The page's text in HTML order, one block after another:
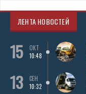
ЛЕНТА НОВОСТЕЙ
15
ОКТ
10:48
13
СЕН
10:32